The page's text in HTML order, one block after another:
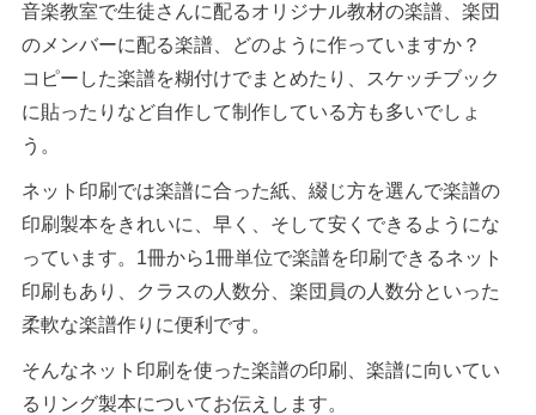
音楽教室で生徒さんに配るオリジナル教材の楽譜、楽団
のメンバーに配る楽譜、どのように作っていますか？
コピーした楽譜を糊付けでまとめたり、スケッチブック
に貼ったりなど自作して制作している方も多いでしょ
う。
ネット印刷では楽譜に合った紙、綴じ方を選んで楽譜の
印刷製本をきれいに、早く、そして安くできるようにな
っています。1冊から1冊単位で楽譜を印刷できるネット
印刷もあり、クラスの人数分、楽団員の人数分といった
柔軟な楽譜作りに便利です。
そんなネット印刷を使った楽譜の印刷、楽譜に向いてい
るリング製本についてお伝えします。